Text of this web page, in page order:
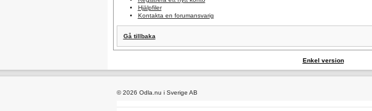
Hjälpfiler
Kontakta en forumansvarig
Gå tillbaka
Enkel version
© 2026 Odla.nu i Sverige AB